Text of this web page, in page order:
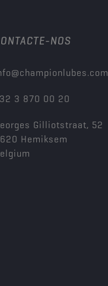
NOS
3 870 00 20
Gilliotstraat, 52
Hemiksem